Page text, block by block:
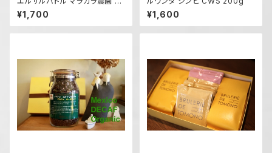
ルボン ナチュラル 200g
¥1,700 ¥1,600